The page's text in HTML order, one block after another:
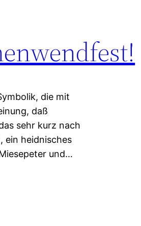
die mit
daß
sehr kurz nach
ein heidnisches
und…